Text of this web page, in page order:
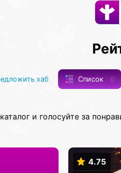
хаб Список 0
и голосуйте за
4.75